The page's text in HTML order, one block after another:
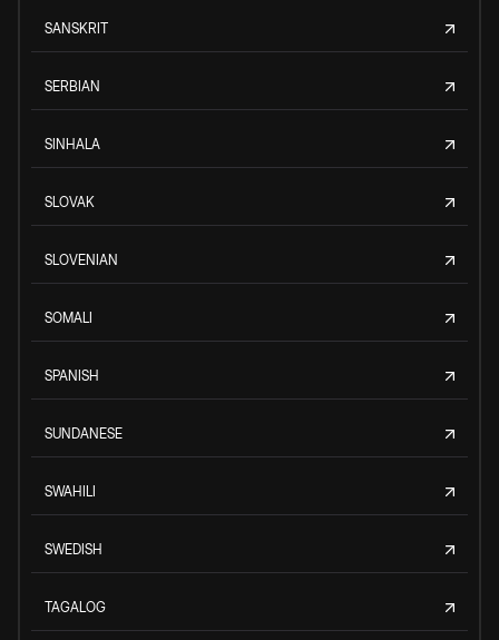
SANSKRIT
SERBIAN
SINHALA
SLOVAK
SLOVENIAN
SOMALI
SPANISH
SUNDANESE
SWAHILI
SWEDISH
TAGALOG